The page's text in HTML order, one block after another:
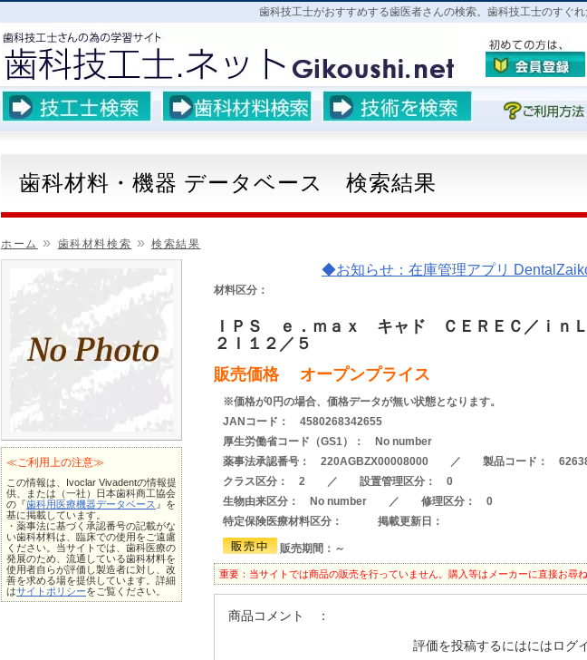
歯科技工士がおすすめする歯医者さんの検索。歯科技工士のすぐれ
歯科材料・機器 データベース 検索結果
ホーム » 歯科材料検索 »検索結果
≪ご利用上の注意≫
この情報は、Ivoclar Vivadentの情報提
供、または（一社）日本歯科商工協会
の『歯科用医療機器データベース 』を
基に掲載しています。
・薬事法に基づく承認番号の記載がな
い歯科材料は、臨床での使用をご遠慮
ください。当サイトでは、歯科医療の
発展のため、流通している歯科材料を
使用者自らが評価し製造者に対し、改
善を求める場を提供しています。詳細
はサイトポリシーをご覧ください。
◆お知らせ：在庫管理アプリ
材料区分：
ＩＰＳ ｅ．ｍａｘ キャド ＣＥＲＥＣ／ｉｎ
２Ｉ１２／５
販売価格 オープンプライス
※価格が0円の場合、価格データが無い状態となります。
JANコード： 4580268342655
厚生労働省コード（GS1）： No number
薬事法承認番号： 220AGBZX00008000 ／ 製品コード：
クラス区分： 2 ／ 設置管理区分： 0
生物由来区分： No number ／ 修理区分： 0
特定保険医療材料区分： 掲載更新日：
販売期間：～
重要：当サイトでは商品の販売を行っていません。購入等はメーカーに直接お尋ね
商品コメント ：
評価を投稿するにはにはログ